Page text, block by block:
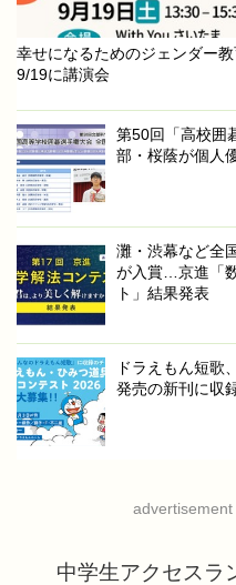
幸せになるためのジェンダー
9/19に講演会
第50回「高校囲
部・桜蔭が個人
灘・渋幕など全
が入賞…京進「
ト」結果発表
ドラえもん短歌
発売の新刊に収
advertisement
中学生アクセスラ